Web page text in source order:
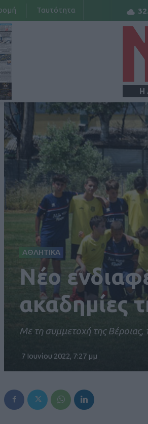
Ταυτότητα
Η
ΑΘΛΗΤΙΚΑ
Νέο
ακαδημίες
Με τη συμμετοχή της
7 Ιουνίου 2022, 7:27 μμ